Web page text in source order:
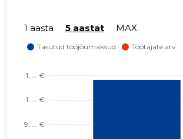
1 aasta 5 aastat MAX